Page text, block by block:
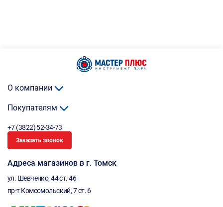
О компании
Покупателям
+7 (3822) 52-34-73
Заказать звонок
Адреса магазинов в г. Томск
ул. Шевченко, 44 ст. 46
пр-т Комсомольский, 7 ст. 6